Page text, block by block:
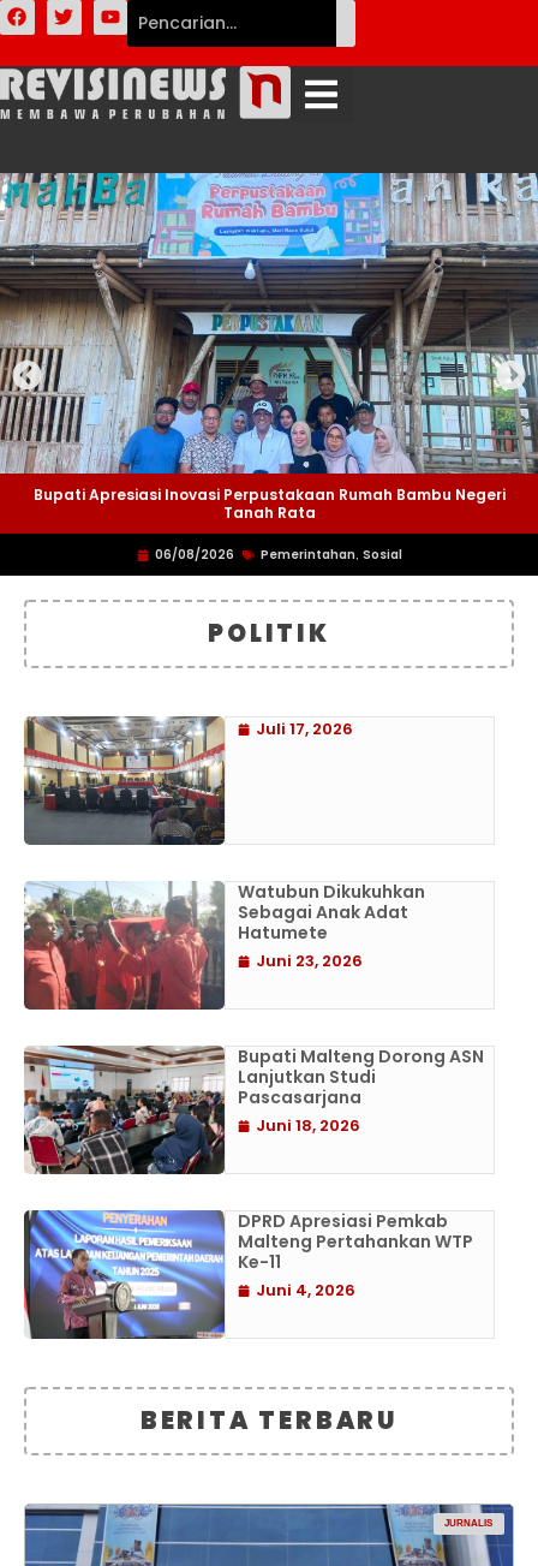
Bupati Apresiasi Inovasi Perpustakaan Rumah Bambu Negeri
Tanah Rata
06/08/2026 Pemerintahan, Sosial
POLITIK
Juli 17, 2026
Watubun Dikukuhkan
Sebagai Anak Adat
Hatumete
Juni 23, 2026
Bupati Malteng Dorong ASN
Lanjutkan Studi
Pascasarjana
Juni 18, 2026
DPRD Apresiasi Pemkab
Malteng Pertahankan WTP
Ke-11
Juni 4, 2026
BERITA TERBARU
JURNALIS